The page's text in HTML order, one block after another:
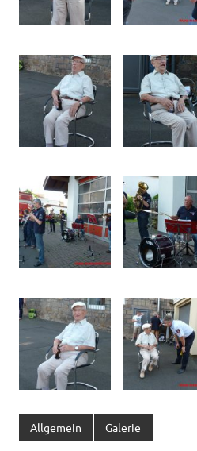
Allgemein Galerie